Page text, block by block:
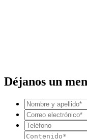
Déjanos un